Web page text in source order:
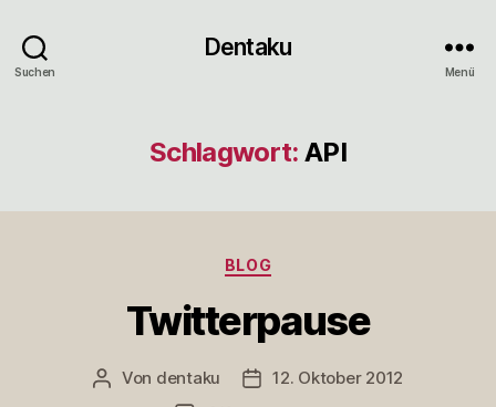
Suchen
Dentaku
Menü
Schlagwort: API
Kategorien
BLOG
Twitterpause
Beitragsautor
Von dentaku Veröffentlichungsdatum
12. Oktober 2012